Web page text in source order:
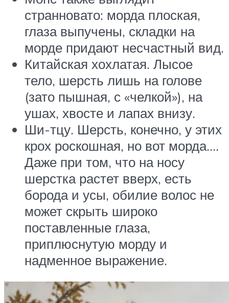
странновато: морда плоская,
глаза выпучены, складки на
морде придают несчастный вид.
Китайская хохлатая. Лысое
тело, шерсть лишь на голове
(зато пышная, с «челкой»), на
ушах, хвосте и лапах внизу.
Ши-тцу. Шерсть, конечно, у этих
крох роскошная, но вот морда….
Даже при том, что на носу
шерстка растет вверх, есть
борода и усы, обилие волос не
может скрыть широко
поставленные глаза,
приплюснутую морду и
надменное выражение.